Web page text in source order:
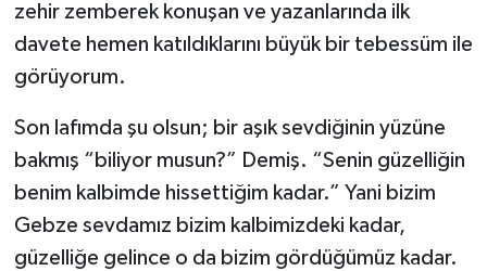
zehir zemberek konuşan ve yazanlarında ilk
davete hemen katıldıklarını büyük bir tebessüm ile
görüyorum.
Son lafımda şu olsun; bir aşık sevdiğinin yüzüne
bakmış “biliyor musun?” Demiş. “Senin güzelliğin
benim kalbimde hissettiğim kadar.” Yani bizim
Gebze sevdamız bizim kalbimizdeki kadar,
güzelliğe gelince o da bizim gördüğümüz kadar.